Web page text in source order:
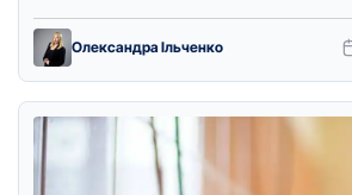
видання …
Олександра Ільченко